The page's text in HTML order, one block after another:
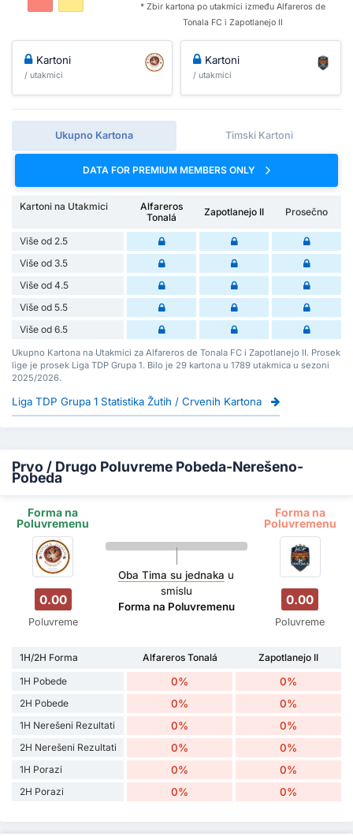
* Zbir kartona po utakmici između Alfareros de
Tonala FC i Zapotlanejo II
Kartoni
/ utakmici
Kartoni
/ utakmici
Ukupno Kartona Timski Kartoni
DATA FOR PREMIUM MEMBERS ONLY
Kartoni na Utakmici
Alfareros
Tonalá
Zapotlanejo II Prosečno
Više od 2.5
Više od 3.5
Više od 4.5
Više od 5.5
Više od 6.5
Ukupno Kartona na Utakmici za Alfareros de Tonala FC i Zapotlanejo II. Prosek
lige je prosek Liga TDP Grupa 1. Bilo je 29 kartona u 1789 utakmica u sezoni
2025/2026.
Liga TDP Grupa 1 Statistika Žutih / Crvenih Kartona
Prvo / Drugo Poluvreme Pobeda-Nerešeno-
Pobeda
Forma na
Poluvremenu
Forma na
Poluvremenu
0.00
Poluvreme
Oba Tima su jednaka u
smislu
Forma na Poluvremenu
0.00
Poluvreme
1H/2H Forma Alfareros Tonalá
Zapotlanejo II
1H Pobede
0% 0%
2H Pobede 0% 0%
1H Nerešeni Rezultati 0% 0%
2H Nerešeni Rezultati 0% 0%
1H Porazi 0% 0%
2H Porazi 0% 0%